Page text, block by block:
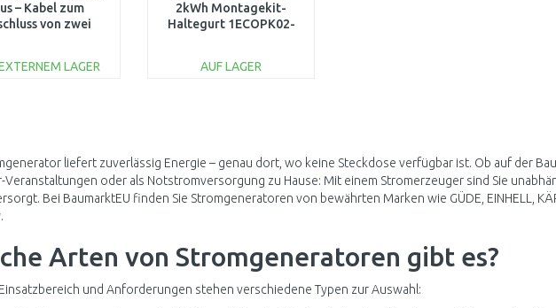
– Kabel zum
von zwei
LAGER
2kWh Montagekit-
Haltegurt 1ECOPK02-
AUF LAGER
liefert zuverlässig Energie – genau dort, wo keine Steckdose verfügbar ist. Ob auf der
oder als Notstromversorgung zu Hause: Mit einem Stromerzeuger sind Sie
Bei BaumarktEU finden Sie Stromgeneratoren von bewährten Marken wie GÜDE, EINHELL,
Arten von Stromgeneratoren gibt es?
und Anforderungen stehen verschiedene Typen zur Auswahl: